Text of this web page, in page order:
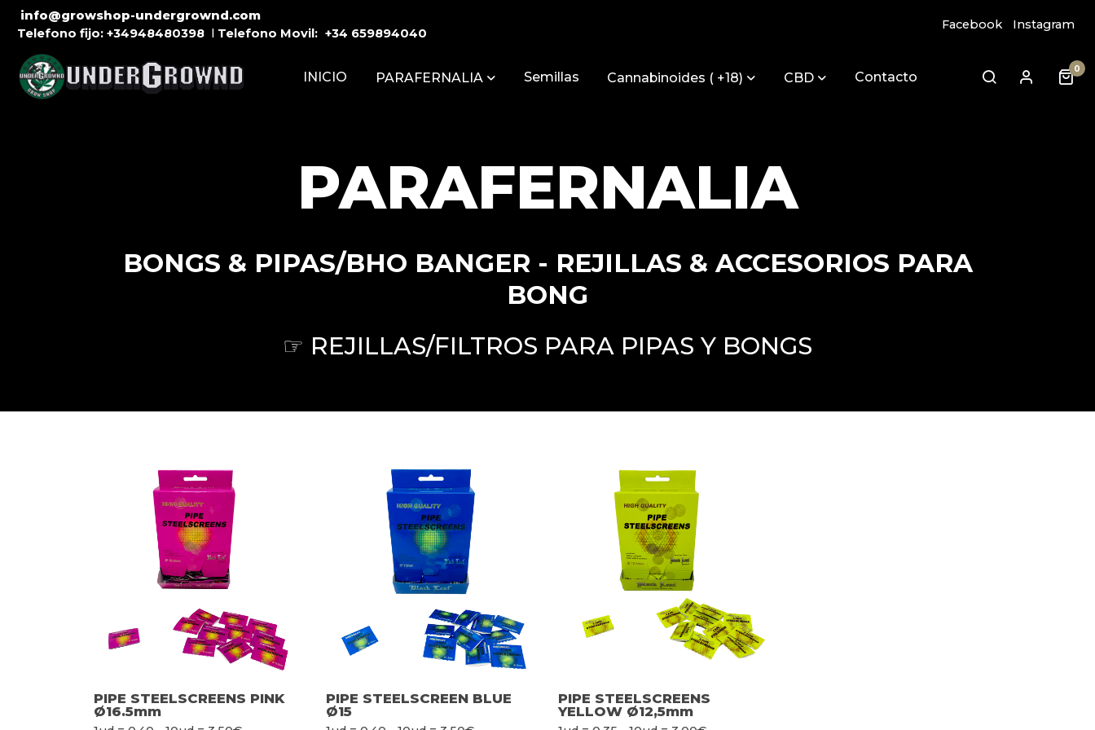
info@growshop-undergrownd.com
Telefono fijo: +34948480398 Telefono Movil: +34 659894040
Facebook Instagram
INICIO PARAFERNALIA Semillas Cannabinoides ( +18) CBD Contacto
0
PARAFERNALIA
BONGS & PIPAS/BHO BANGER - REJILLAS & ACCESORIOS PARA
BONG
☞ REJILLAS/FILTROS PARA PIPAS Y BONGS
PIPE STEELSCREENS PINK
Ø16.5mm
PIPE STEELSCREEN BLUE
Ø15
PIPE STEELSCREENS
YELLOW Ø12,5mm